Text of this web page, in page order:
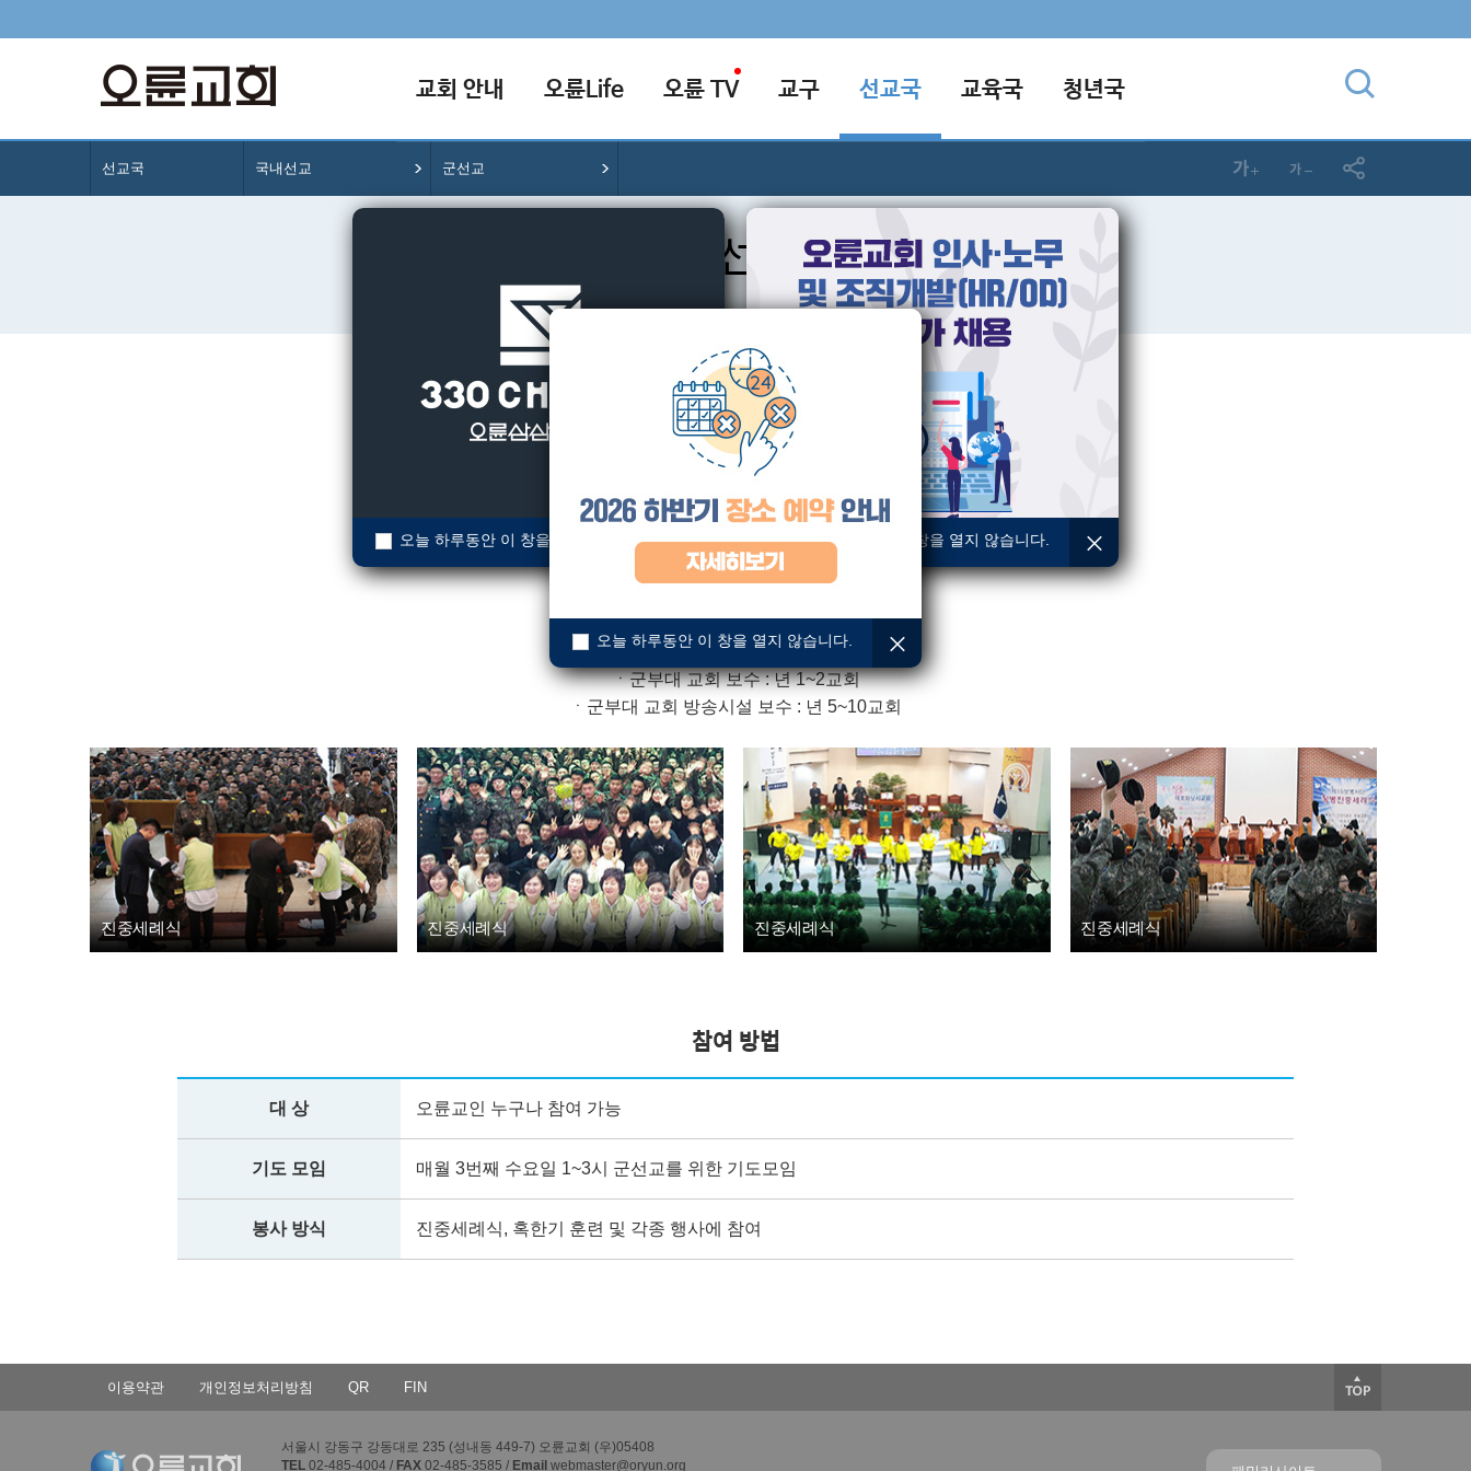
교회 안내 오륜Life 오륜 TV 교구 선교국 교육국 청년국
선교국 국내선교 군선교
군선교
소개
군선교팀은 현재 군복무를 하고 있는 모든 분들을 대상으로 선교를 하고 있습니다.
사역내용
ㆍ군장병 위문예배 : 년 2회
ㆍ혹한기훈련 및 유격훈련 위문 : 년 5개 부대
ㆍ군부대 교회 보수 : 년 1~2교회
ㆍ군부대 교회 방송시설 보수 : 년 5~10교회
진중세례식 진중세례식 진중세례식 진중세례식
참여 방법
대 상 오륜교인 누구나 참여 가능
기도 모임 매월 3번째 수요일 1~3시 군선교를 위한 기도모임
봉사 방식 진중세례식, 혹한기 훈련 및 각종 행사에 참여
이용약관 개인정보처리방침 QR FIN
서울시 강동구 강동대로 235 (성내동 449-7) 오륜교회 (우)05408
TEL 02-485-4004 / FAX 02-485-3585 / Email webmaster@oryun.org
오늘 하루동안 이 창을 열지 않습니다. 오늘 하루동안 이 창을 열지 않습니다.
오늘 하루동안 이 창을 열지 않습니다.